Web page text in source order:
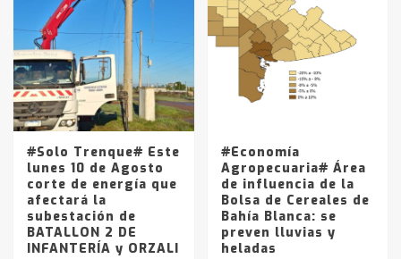
joven de Trenque Lauquen
5
Los precios de los combustibles en
La Pampa, desde YPF hasta Axion
entre 857 a 1338 pesos
#Solo Trenque# Este
lunes 10 de Agosto
corte de energía que
afectará la
subestación de
BATALLON 2 DE
INFANTERÍA y ORZALI
#Economía
Agropecuaria# Área
de influencia de la
Bolsa de Cereales de
Bahía Blanca: se
preven lluvias y
heladas